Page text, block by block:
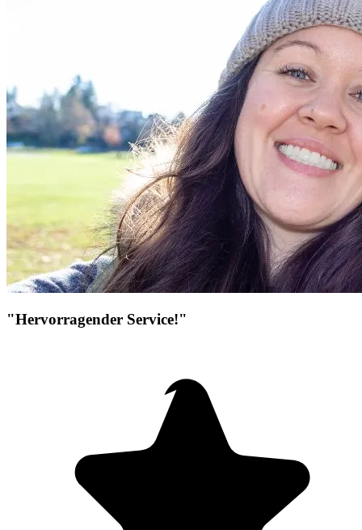
"Hervorragender Service!"